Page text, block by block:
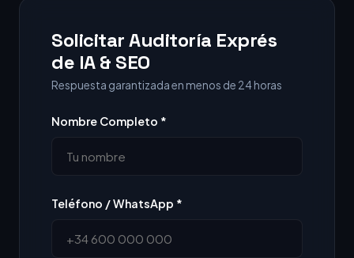
Solicitar Auditoría Exprés
de IA & SEO
Respuesta garantizada en menos de 24 horas
Nombre Completo *
Teléfono / WhatsApp *